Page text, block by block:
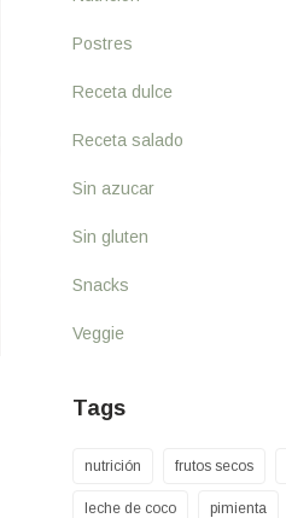
Postres
Receta dulce
Receta salado
Sin azucar
Sin gluten
Snacks
Veggie
Tags
nutrición frutos secos
leche de coco pimienta